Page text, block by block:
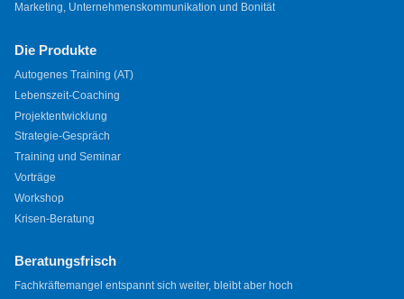
Marketing, Unternehmenskommunikation und Bonität
Die Produkte
Autogenes Training (AT)
Lebenszeit-Coaching
Projektentwicklung
Strategie-Gespräch
Training und Seminar
Vorträge
Workshop
Krisen-Beratung
Beratungsfrisch
Fachkräftemangel entspannt sich weiter, bleibt aber hoch